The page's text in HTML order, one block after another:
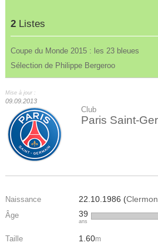
2 Listes
Coupe du Monde 2015 : les 23 bleues
Sélection de Philippe Bergeroo
Mise à jour :
09.09.2013
Club
Paris Saint-
Naissance 22.10.1986 (
Âge 39
ans
Taille 1.60m